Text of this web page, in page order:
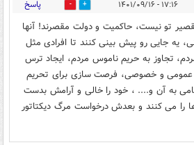
۱۷:۱۶ - ۱۴۰۱/۰۹/۱۶ 1 پاسخ
تو نیست، حاکمیت و دولت مقصرند! آنها
یه جایی رو پیش بینی کنند تا افرادی مثل
تجاوز به حریم ناموس مردم، ایجاد ترس
و خصوصی، فرصت سازی برای تحریم
به آن و.... ، خود را خالی و آرامش بدست
را می کنند و بعدش درخواست مرگ دیکتاتور